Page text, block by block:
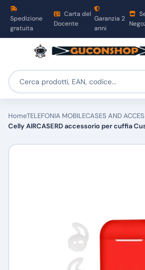
Spedizione
gratuita
Carta del
Docente
Garanzia 2
anni
HomeTELEFONIA MOBILECASES AND
Celly AIRCASERD accessorio per cuffia